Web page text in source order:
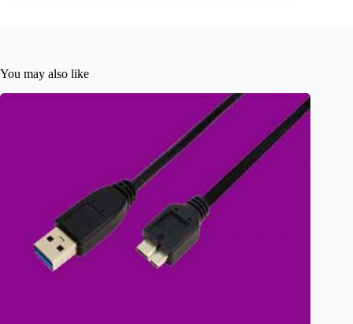
You may also like